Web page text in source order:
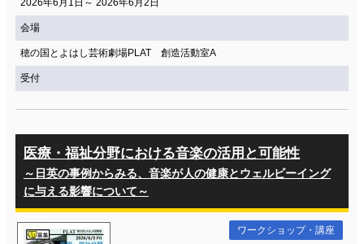
座席表 月間スケジュール
プラットニュース 出版物・映像
サイトマップ トップに戻る
2026年6月1日～ 2026年6月2日
会場
穂の国とよはし芸術劇場PLAT 創造活動室A
受付
医療・福祉分野における音楽の活用と可能性
～日英の事例からみる、音楽が人の健康とウェルビーイング
に与える影響について～
ワークショップ・講座